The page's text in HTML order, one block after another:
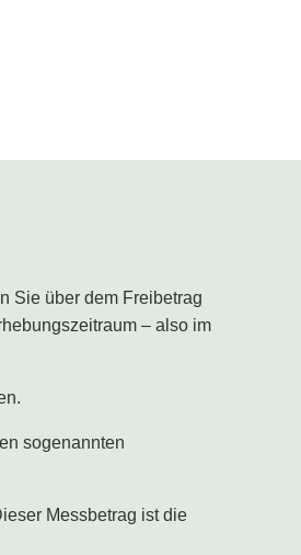
Sie über dem Freibetrag
– also im
sogenannten
Messbetrag ist die